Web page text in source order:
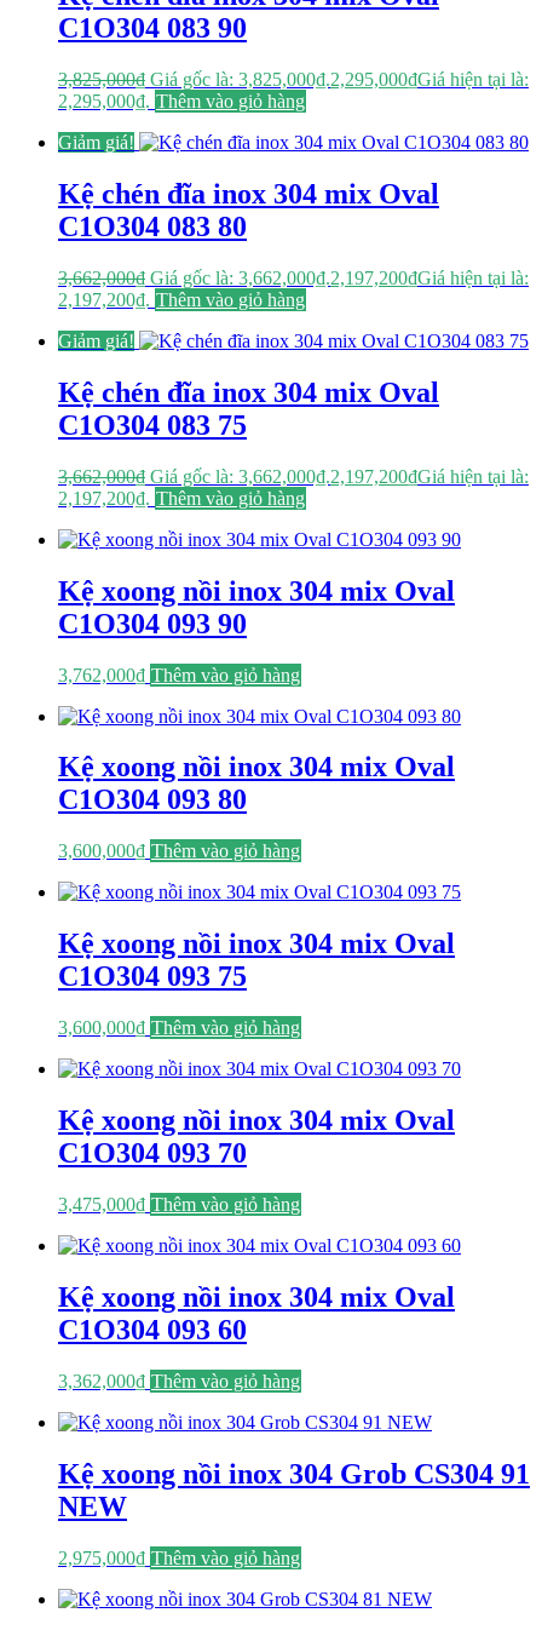
C1O304 083 90
3,825,000₫ Giá gốc là: 3,825,000₫.2,295,000₫Giá hiện tại là:
2,295,000₫. Thêm vào giỏ hàng
Giảm giá!
Kệ chén đĩa inox 304 mix Oval
C1O304 083 80
3,662,000₫ Giá gốc là: 3,662,000₫.2,197,200₫Giá hiện tại là:
2,197,200₫. Thêm vào giỏ hàng
Giảm giá!
Kệ chén đĩa inox 304 mix Oval
C1O304 083 75
3,662,000₫ Giá gốc là: 3,662,000₫.2,197,200₫Giá hiện tại là:
2,197,200₫. Thêm vào giỏ hàng
Kệ xoong nồi inox 304 mix Oval
C1O304 093 90
3,762,000₫ Thêm vào giỏ hàng
Kệ xoong nồi inox 304 mix Oval
C1O304 093 80
3,600,000₫ Thêm vào giỏ hàng
Kệ xoong nồi inox 304 mix Oval
C1O304 093 75
3,600,000₫ Thêm vào giỏ hàng
Kệ xoong nồi inox 304 mix Oval
C1O304 093 70
3,475,000₫ Thêm vào giỏ hàng
Kệ xoong nồi inox 304 mix Oval
C1O304 093 60
3,362,000₫ Thêm vào giỏ hàng
Kệ xoong nồi inox 304 Grob CS304 91
NEW
2,975,000₫ Thêm vào giỏ hàng